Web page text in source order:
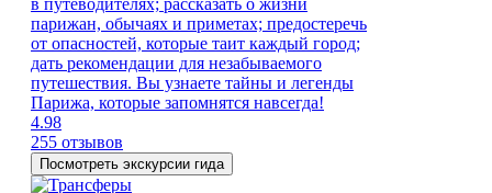
парижан, обычаях и приметах; предостеречь
от опасностей, которые таит каждый город;
дать рекомендации для незабываемого
путешествия. Вы узнаете тайны и легенды
Парижа, которые запомнятся навсегда!
4.98
255 отзывов
Посмотреть экскурсии гида